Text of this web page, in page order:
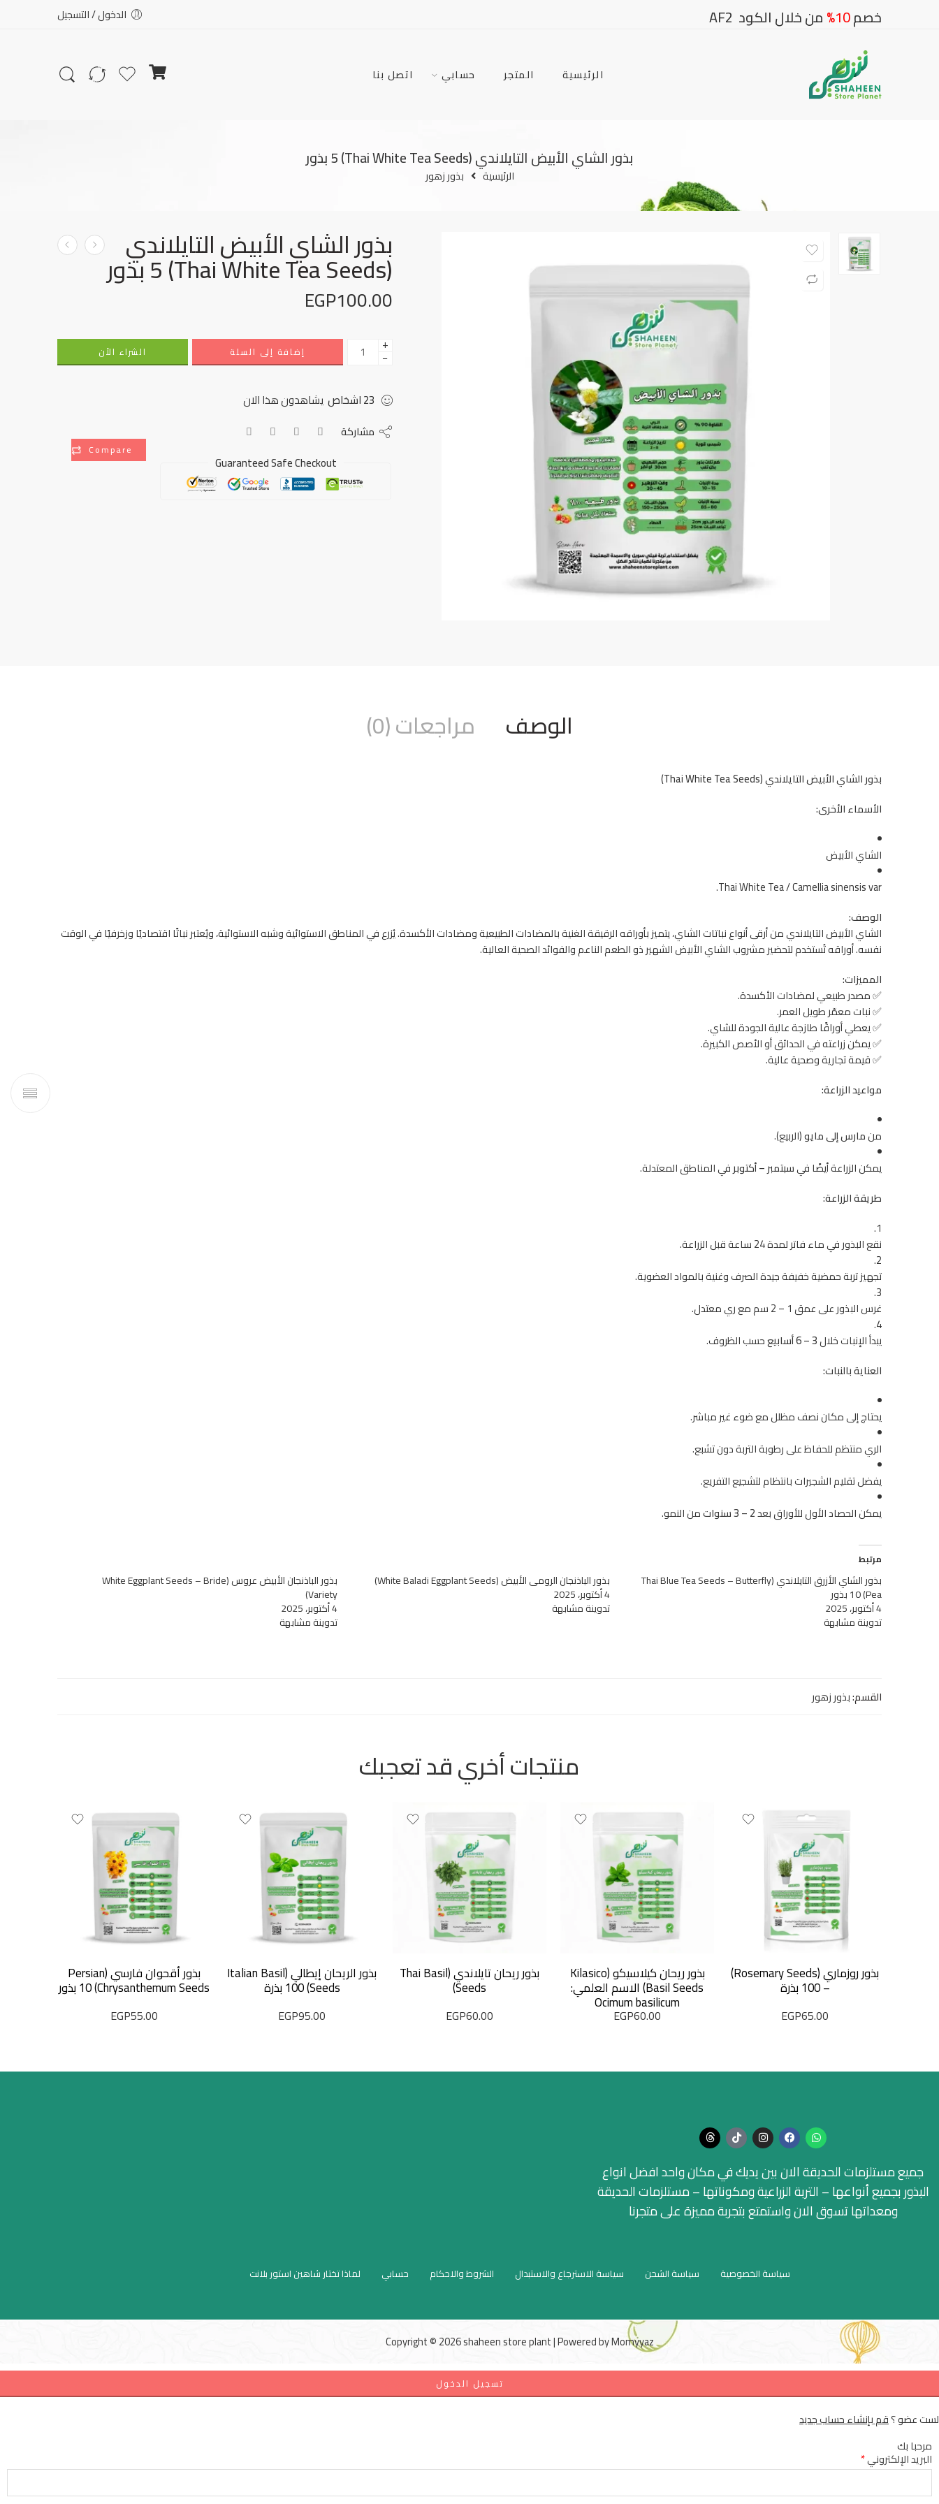
خصم10% من خلال الكود AF2 الدخول / التسجيل
الرئيسية المتجر حسابي اتصل بنا
بذور الشاي الأبيض التايلاندي (Thai White Tea Seeds) 5 بذور
الرئيسية بذور زهور
بذور الشاي الأبيض التايلاندي
(Thai White Tea Seeds) 5 بذور
EGP100.00
+
− إضافة إلى السلة الشراء الأن
23اشخاص يشاهدون هذا الان
Compare
مشاركة
Guaranteed Safe Checkout
الوصف مراجعات (0)
بذور الشاي الأبيض التايلاندي (Thai White Tea Seeds)
الأسماء الأخرى:
الشاي الأبيض
Thai White Tea / Camellia sinensis var.
الوصف:
الشاي الأبيض التايلاندي من أرقى أنواع نباتات الشاي، يتميز بأوراقه الرقيقة الغنية بالمضادات الطبيعية ومضادات الأكسدة. يُزرع في المناطق الاستوائية وشبه الاستوائية، ويُعتبر نباتًا اقتصاديًا وزخرفيًا في الوقت
نفسه. أوراقه تُستخدم لتحضير مشروب الشاي الأبيض الشهير ذو الطعم الناعم والفوائد الصحية العالية.
المميزات:
✅ مصدر طبيعي لمضادات الأكسدة.
✅ نبات معمّر طويل العمر.
✅ يعطي أوراقًا طازجة عالية الجودة للشاي.
✅ يمكن زراعته في الحدائق أو الأصص الكبيرة.
✅ قيمة تجارية وصحية عالية.
مواعيد الزراعة:
منمارس إلى مايو(الربيع).
يمكن الزراعة أيضًا فيسبتمبر – أكتوبرفي المناطق المعتدلة.
طريقة الزراعة:
نقع البذور في ماء فاتر لمدة 24 ساعة قبل الزراعة.
تجهيز تربة حمضية خفيفة جيدة الصرف وغنية بالمواد العضوية.
غرس البذور على عمق 1 – 2 سم مع ري معتدل.
يبدأ الإنبات خلال3 – 6 أسابيع
حسب الظروف.
العناية بالنبات:
يحتاج إلى مكان نصف مظلل مع ضوء غير مباشر.
الري منتظم للحفاظ على رطوبة التربة دون تشبع.
يفضل تقليم الشجيرات بانتظام لتشجيع التفريع.
يمكن الحصاد الأول للأوراق بعد2 – 3 سنوات من النمو.
مرتبط
بذور الشاي الأزرق التايلاندي (Thai Blue Tea Seeds – Butterfly
Pea) 10 بذور
4 أكتوبر، 2025
تدوينة مشابهة
بذور الباذنجان الرومي الأبيض (White Baladi Eggplant Seeds)
4 أكتوبر، 2025
تدوينة مشابهة
بذور الباذنجان الأبيض عروس (White Eggplant Seeds – Bride
Variety)
4 أكتوبر، 2025
تدوينة مشابهة
القسم:بذور زهور
منتجات أخري قد تعجبك
بذور روزماري (Rosemary Seeds)
– 100 بذرة
EGP65.00
بذور ريحان كيلاسيكو (Kilasico
Basil Seeds) الاسم العلمي:
Ocimum basilicum
EGP60.00
بذور ريحان تايلاندي (Thai Basil
Seeds)
EGP60.00
بذور الريحان إيطالي (Italian Basil
Seeds) 100 بذرة
EGP95.00
بذور أقحوان فارسي (Persian
Chrysanthemum Seeds) 10 بذور
EGP55.00
جميع مستلزمات الحديقة الان بين يديك في مكان واحد افضل انواع
البذور بجميع أنواعها – التربة الزراعية ومكوناتها – مستلزمات الحديقة
ومعداتها تسوق الان واستمتع بتجربة مميزة على متجرنا
سياسة الخصوصية سياسة الشحن سياسة الاسترجاع والاستبدال الشروط والاحكام حسابي لماذا تختار شاهين استور بلانت
Copyright © 2026 shaheen store plant | Powered byMomyyaz
تسجيل الدخول
لست عضو ؟قم بإنشاء حساب جديد
مرحبا بك
البريد الإلكتروني*